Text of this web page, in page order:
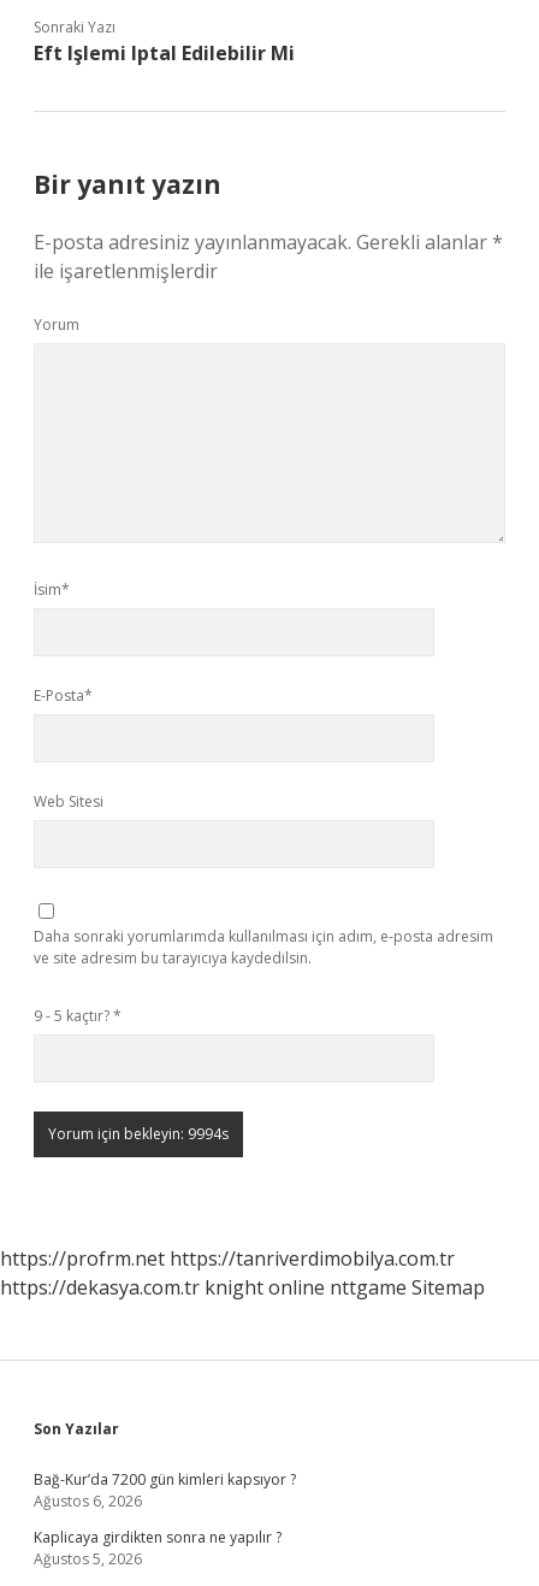
Sonraki Yazı
Eft Işlemi Iptal Edilebilir Mi
Bir yanıt yazın
E-posta adresiniz yayınlanmayacak. Gerekli alanlar*
ile işaretlenmişlerdir
Yorum
İsim*
E-Posta*
Web Sitesi
Daha sonraki yorumlarımda kullanılması için adım, e-posta adresim
ve site adresim bu tarayıcıya kaydedilsin.
9 - 5 kaçtır?*
https://profrm.net https://tanriverdimobilya.com.tr
https://dekasya.com.tr knight online nttgame Sitemap
Sidebar
Son Yazılar
Bağ-Kur’da 7200 gün kimleri kapsıyor ?
Ağustos 6, 2026
Kaplicaya girdikten sonra ne yapılır ?
Ağustos 5, 2026